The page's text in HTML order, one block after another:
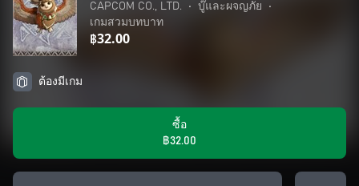
CAPCOM CO., LTD. • บู๊และผจญภัย
•
เกมสวมบทบาท
฿32.00
ต้องมีเกม
ซื้อ
฿32.00